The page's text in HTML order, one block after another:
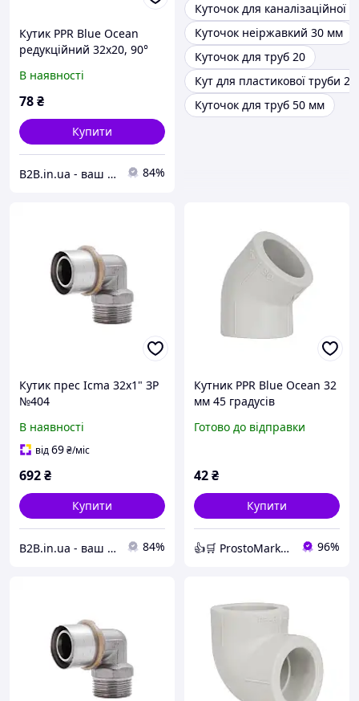
Кутик PPR Blue Ocean
редукційний 32х20, 90°
В наявності
78₴
Купити
B2B.in.ua - ваш надійний партнер 84%
Куточок для каналізаційної
Куточок неіржавкий 30 мм
Куточок для труб 20
Кут для пластикової труби 25
Куточок для труб 50 мм
Кутик прес Icma 32х1" ЗР
№404
В наявності
від69₴/міс
692₴
Купити
B2B.in.ua - ваш надійний партнер 84%
Кутник PPR Blue Ocean 32
мм 45 градусів
зміни напряму труб
Готово до відправки
42₴
Купити
👍🛒 ProstoMarket 👍🛒 мережа інтернет магазинів 96%